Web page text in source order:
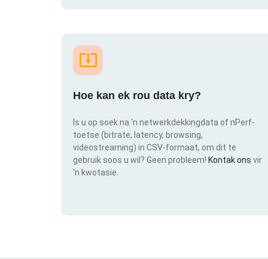
Hoe kan ek rou data kry?
Is u op soek na 'n netwerkdekkingdata of nPerf-
toetse (bitrate, latency, browsing,
videostreaming) in CSV-formaat, om dit te
gebruik soos u wil? Geen probleem! Kontak ons vir
'n kwotasie.